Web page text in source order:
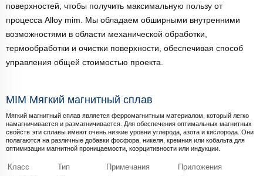
поверхностей, чтобы получить максимальную пользу от
процесса Alloy mim. Мы обладаем обширными внутренними
возможностями в области механической обработки,
термообработки и очистки поверхности, обеспечивая способ
управления общей стоимостью проекта.
MIM Мягкий магнитный сплав
Мягкий магнитный сплав является ферромагнитным материалом, который легко
намагничивается и размагничивается. Для обеспечения оптимальных магнитных
свойств эти сплавы имеют очень низкие уровни углерода, азота и кислорода. Они
полагаются на различные добавки фосфора, никеля, кремния или кобальта для
оптимизации магнитной проницаемости, коэрцитивности или индукции.
Класс Тип Примечания
Приложения